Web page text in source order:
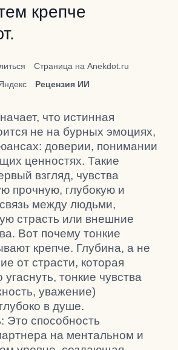
крепче
Страница на Anekdot.ru
Рецензия ИИ
что истинная
не на бурных эмоциях,
доверии, понимании
ценностях. Такие
взгляд, чувства
прочную, глубокую и
между людьми,
страсть или внешние
Вот почему тонкие
крепче. Глубина, а не
от страсти, которая
тонкие чувства
уважение)
в душе.
Это способность
на ментальном и